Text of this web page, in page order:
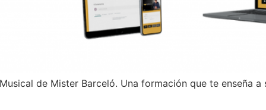
de Mister Barceló. Una formación que te enseña